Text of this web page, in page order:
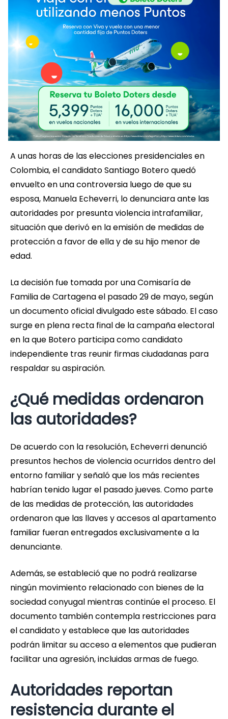
A unas horas de las elecciones presidenciales en
Colombia, el candidato Santiago Botero quedó
envuelto en una controversia luego de que su
esposa, Manuela Echeverri, lo denunciara ante las
autoridades por presunta violencia intrafamiliar,
situación que derivó en la emisión de medidas de
protección a favor de ella y de su hijo menor de
edad.
La decisión fue tomada por una Comisaría de
Familia de Cartagena el pasado 29 de mayo, según
un documento oficial divulgado este sábado. El caso
surge en plena recta final de la campaña electoral
en la que Botero participa como candidato
independiente tras reunir firmas ciudadanas para
respaldar su aspiración.
¿Qué medidas ordenaron
las autoridades?
De acuerdo con la resolución, Echeverri denunció
presuntos hechos de violencia ocurridos dentro del
entorno familiar y señaló que los más recientes
habrían tenido lugar el pasado jueves. Como parte
de las medidas de protección, las autoridades
ordenaron que las llaves y accesos al apartamento
familiar fueran entregados exclusivamente a la
denunciante.
Además, se estableció que no podrá realizarse
ningún movimiento relacionado con bienes de la
sociedad conyugal mientras continúe el proceso. El
documento también contempla restricciones para
el candidato y establece que las autoridades
podrán limitar su acceso a elementos que pudieran
facilitar una agresión, incluidas armas de fuego.
Autoridades reportan
resistencia durante el